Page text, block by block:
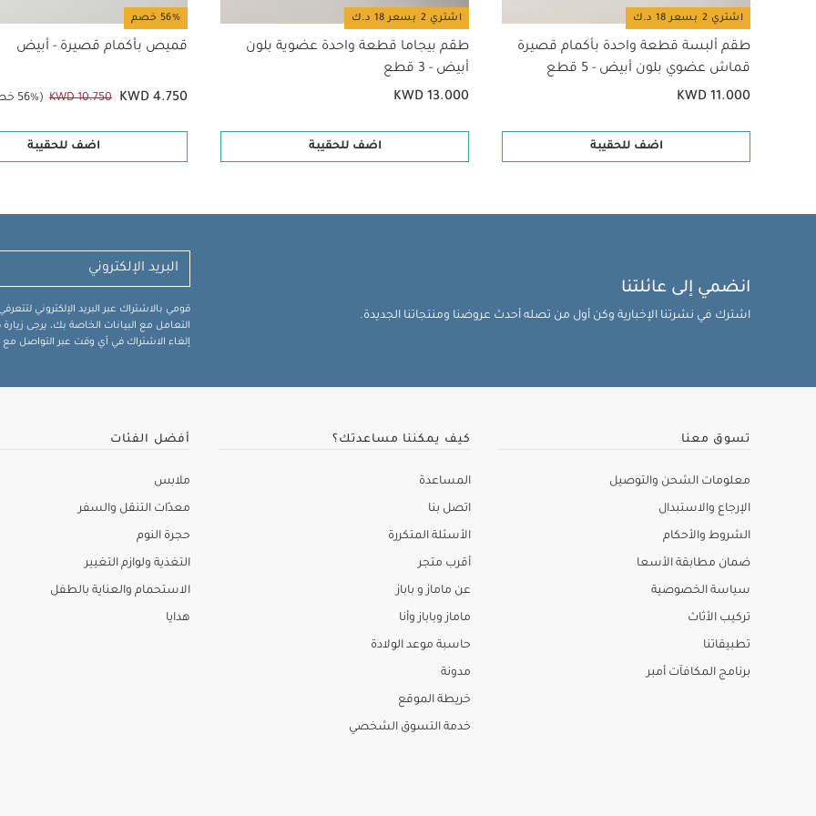
اشتري 2 بسعر 18 د.ك
طقم ألبسة قطعة واحدة بأكمام قصيرة
قماش عضوي بلون أبيض - 5 قطع
KWD 11.000
اضف للحقيبة
اشتري 2 بسعر 18 د.ك
طقم بيجاما قطعة واحدة عضوية بلون
أبيض - 3 قطع
KWD 13.000
اضف للحقيبة
56% خصم
قميص بأكمام قصيرة - أبيض
KWD 4.750
KWD 10.750 (56% خصم)
اضف للحقيبة
انضمي إلى عائلتنا
اشترك في نشرتنا الإخبارية وكن أول من تصله أحدث عروضنا ومنتجاتنا الجديدة.
قومي بالاشتراك عبر البريد الإلكتروني
التعامل مع البيانات الخاصة بك، يرجى
إلغاء الاشتراك في أي وقت عبر التواصل مع
تسوق معنا
معلومات الشحن والتوصيل
الإرجاع والاستبدال
الشروط والأحكام
ضمان مطابقة الأسعا
سياسة الخصوصية
تركيب الأثاث
تطبيقاتنا
برنامج المكافآت أمبر
كيف يمكننا مساعدتك؟
المساعدة
اتصل بنا
الأسئلة المتكررة
أقرب متجر
عن ماماز و باباز
ماماز وباباز وأنا
حاسبة موعد الولادة
مدونة
خريطة الموقع
خدمة التسوق الشخصي
أفضل الفئات
ملابس
معدّات التنقل والسفر
حجرة النوم
التغذية ولوازم التغيير
الاستحمام والعناية بالطفل
هدايا